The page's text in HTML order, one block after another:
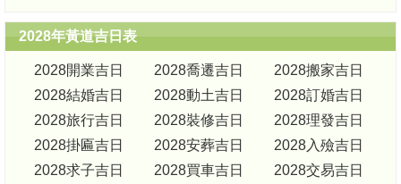
2028年黃道吉日表
2028開業吉日 2028喬遷吉日
2028搬家吉日
2028結婚吉日
2028動土吉日
2028訂婚吉日
2028旅行吉日
2028裝修吉日
2028理發吉日
2028掛匾吉日
2028安葬吉日
2028入殮吉日
2028求子吉日
2028買車吉日
2028交易吉日